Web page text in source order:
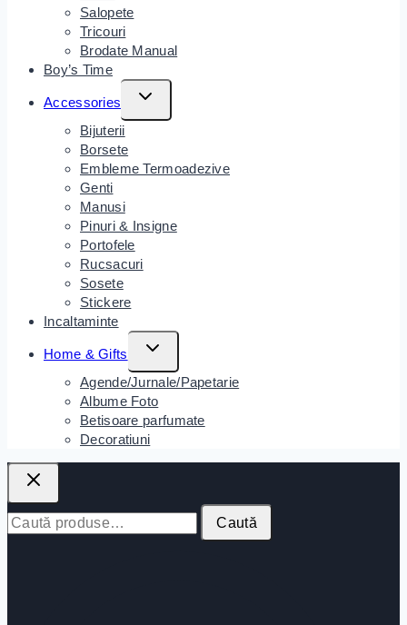
Salopete
Tricouri
Brodate Manual
Boy’s Time
Accessories
Bijuterii
Borsete
Embleme Termoadezive
Genti
Manusi
Pinuri & Insigne
Portofele
Rucsacuri
Sosete
Stickere
Incaltaminte
Home & Gifts
Agende/Jurnale/Papetarie
Albume Foto
Betisoare parfumate
Decoratiuni
Caută